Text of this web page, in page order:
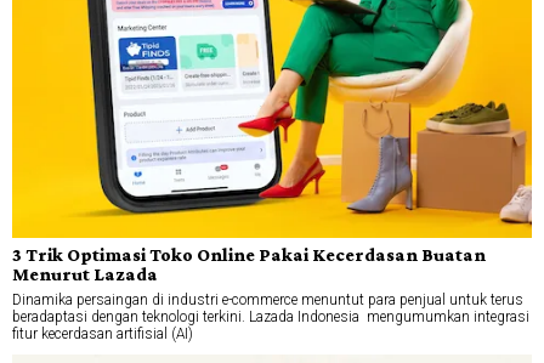
3 Trik Optimasi Toko Online Pakai Kecerdasan Buatan
Menurut Lazada
Dinamika persaingan di industri e-commerce menuntut para penjual untuk terus
beradaptasi dengan teknologi terkini. Lazada Indonesia mengumumkan integrasi
fitur kecerdasan artifisial (AI)